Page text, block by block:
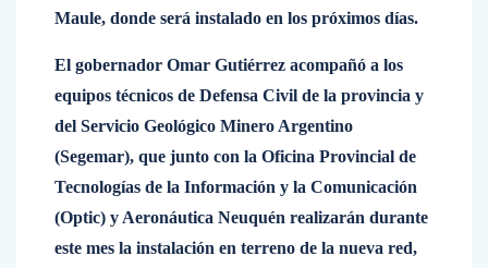
Maule, donde será instalado en los próximos días.
El gobernador Omar Gutiérrez acompañó a los
equipos técnicos de Defensa Civil de la provincia y
del Servicio Geológico Minero Argentino
(Segemar), que junto con la Oficina Provincial de
Tecnologías de la Información y la Comunicación
(Optic) y Aeronáutica Neuquén realizarán durante
este mes la instalación en terreno de la nueva red,